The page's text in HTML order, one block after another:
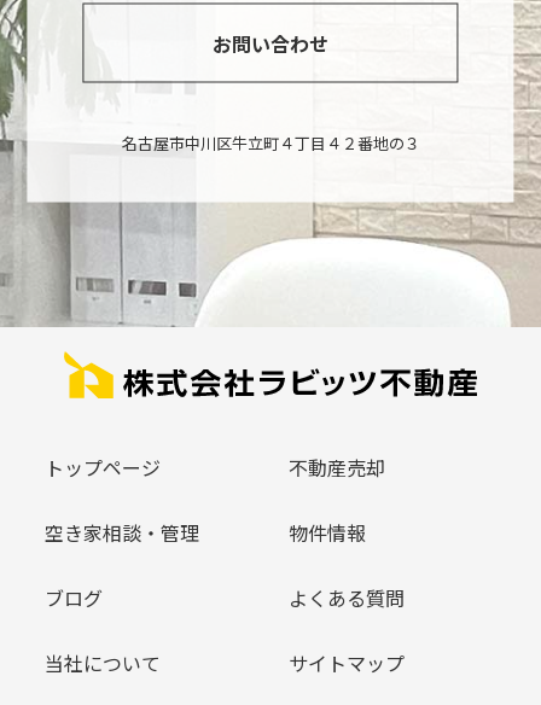
お問い合わせ
名古屋市中川区牛立町４丁目４２番地の３
トップページ 不動産売却
空き家相談・管理 物件情報
ブログ よくある質問
当社について サイトマップ